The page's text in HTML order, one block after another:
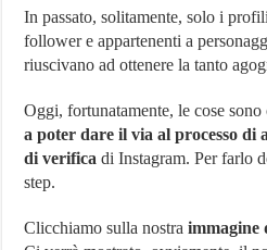
In passato, solitamente, solo i
follower e appartenenti a
riuscivano ad ottenere la tanto
Oggi, fortunatamente, le cose
a poter dare il via al processo di
di verifica di Instagram. Per farlo
step.
Clicchiamo sulla nostraimmagine